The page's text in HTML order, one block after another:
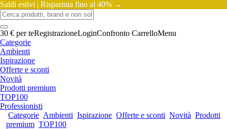
Saldi estivi | Risparmia fino al 40% →
30 € per teRegistrazioneLoginConfronto CarrelloMenu
Categorie
Ambienti
Ispirazione
Offerte e sconti
Novità
Prodotti premium
TOP100
Professionisti
Categorie Ambienti Ispirazione Offerte e sconti Novità Prodotti
premium TOP100